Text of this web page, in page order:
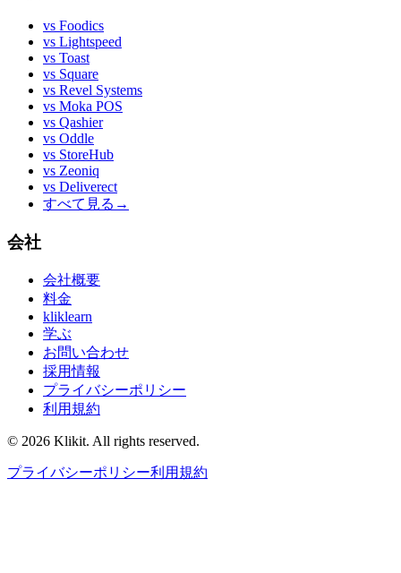
vs Foodics
vs Lightspeed
vs Toast
vs Square
vs Revel Systems
vs Moka POS
vs Qashier
vs Oddle
vs StoreHub
vs Zeoniq
vs Deliverect
すべて見る →
会社
会社概要
料金
kliklearn
学ぶ
お問い合わせ
採用情報
プライバシーポリシー
利用規約
© 2026 Klikit. All rights reserved.
プライバシーポリシー利用規約